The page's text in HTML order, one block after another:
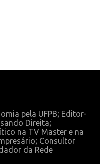
pela UFPB; Editor-
Direita;
na TV Master e na
Consultor
da Rede